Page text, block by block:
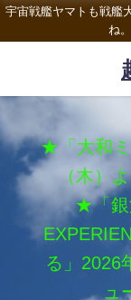
宇宙戦艦ヤマトも戦艦
ね
★「大和ミ
（木）
★「銀
る」2026
ュ